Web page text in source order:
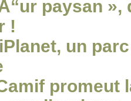
paysan
!
un
promeut